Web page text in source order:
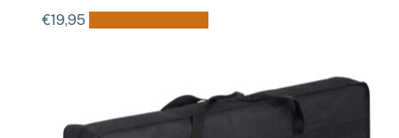
€19,95
variaties.
Deze